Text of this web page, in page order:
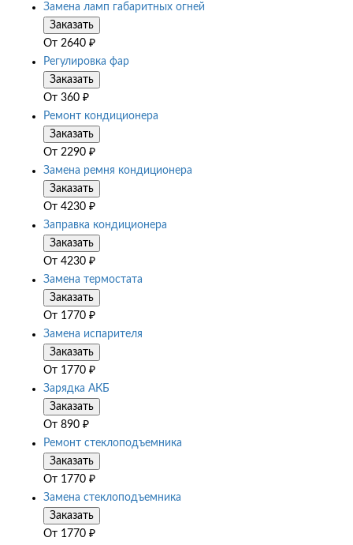
Замена ламп габаритных огней
Заказать
От 2640 ₽
Регулировка фар
Заказать
От 360 ₽
Ремонт кондиционера
Заказать
От 2290 ₽
Замена ремня кондиционера
Заказать
От 4230 ₽
Заправка кондиционера
Заказать
От 4230 ₽
Замена термостата
Заказать
От 1770 ₽
Замена испарителя
Заказать
От 1770 ₽
Зарядка АКБ
Заказать
От 890 ₽
Ремонт стеклоподъемника
Заказать
От 1770 ₽
Замена стеклоподъемника
Заказать
От 1770 ₽